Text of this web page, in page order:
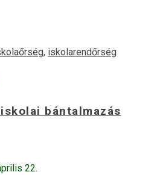
, iskolarendőrség
bántalmazás
22.